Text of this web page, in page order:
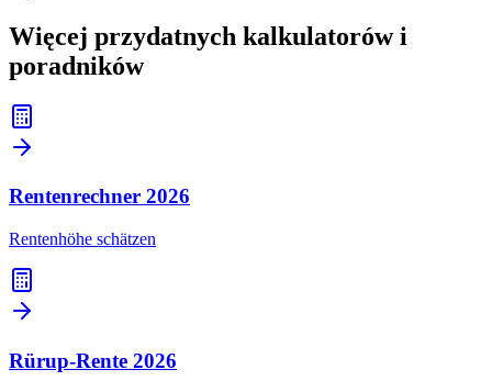
Więcej przydatnych kalkulatorów i
poradników
Rentenrechner 2026
Rentenhöhe schätzen
Rürup-Rente 2026